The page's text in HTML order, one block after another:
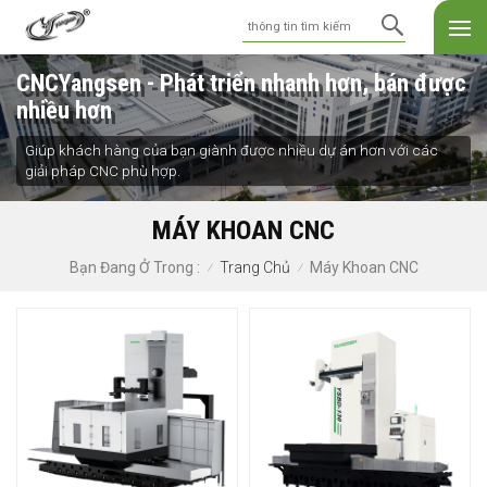
CNCYangsen - Phát triển nhanh hơn, bán được
nhiều hơn
Giúp khách hàng của bạn giành được nhiều dự án hơn với các
giải pháp CNC phù hợp.
MÁY KHOAN CNC
Bạn Đang Ở Trong : / Trang Chủ / Máy Khoan CNC